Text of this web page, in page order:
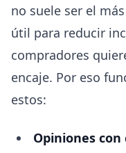
no suele ser el
útil para reducir
compradores
encaje. Por eso
estos:
Opiniones